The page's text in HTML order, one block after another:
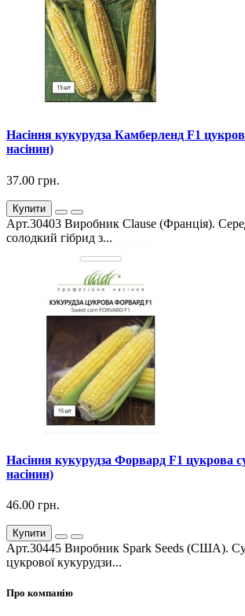
Насіння кукурудза Камберленд F1
насінин)
37.00 грн.
Купити
Арт.30403 Виробник Clause (Франція).
солодкий гібрид з...
Насіння кукурудза Форвард F1 цукрова
насінин)
46.00 грн.
Купити
Арт.30445 Виробник Spark Seeds (США).
цукрової кукурудзи...
Про компанію